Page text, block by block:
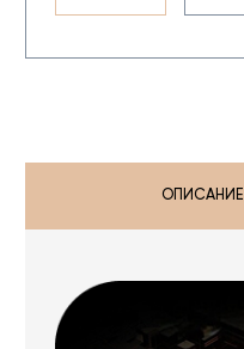
ОПИСАНИЕ